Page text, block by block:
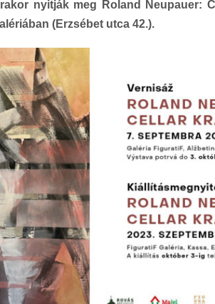
nyitják meg Roland Neupauer:
(Erzsébet utca 42.).